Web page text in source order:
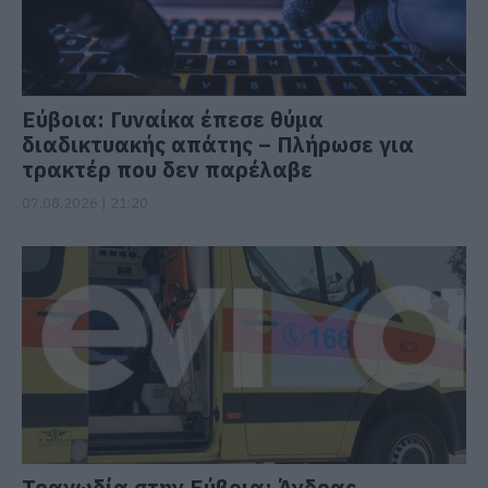
Εύβοια: Γυναίκα έπεσε θύμα
διαδικτυακής απάτης – Πλήρωσε για
τρακτέρ που δεν παρέλαβε